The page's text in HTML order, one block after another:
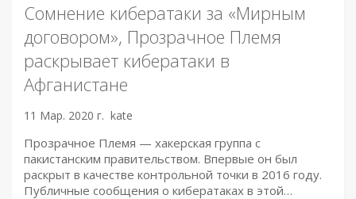
Сомнение кибератаки за «Мирным
договором», Прозрачное Племя
раскрывает кибератаки в
Афганистане
11 Мар. 2020 г. kate
Прозрачное Племя — хакерская группа с
пакистанским правительством. Впервые он был
раскрыт в качестве контрольной точки в 2016 году.
Публичные сообщения о кибератаках в этой…